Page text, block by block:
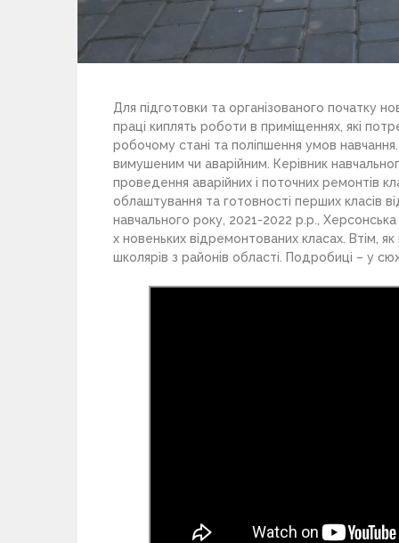
Для підготовки та організованого початку
праці киплять роботи в приміщеннях, які
робочому стані та поліпшення умов
вимушеним чи аварійним. Керівник
проведення аварійних і поточних ремонтів
облаштування та готовності перших класів
навчального року, 2021-2022 р.р.,
х новеньких відремонтованих класах. Втім,
школярів з районів області. Подробиці – у